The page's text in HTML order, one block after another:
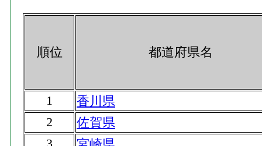
順位 都道府県名
1
香川県
2
佐賀県